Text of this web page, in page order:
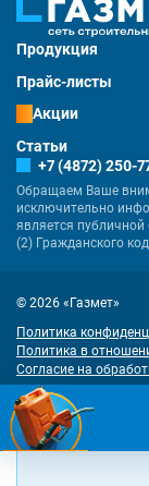
Продукция
Прайс-листы
Акции
Статьи
+7 (4872) 250-
Обращаем Ваше
исключительно
является
(2) Гражданского
© 2026 «Газмет»
Политика
Политика в
Согласие на
Разработка
"Наш сайт
на обработку
конфиденциальности